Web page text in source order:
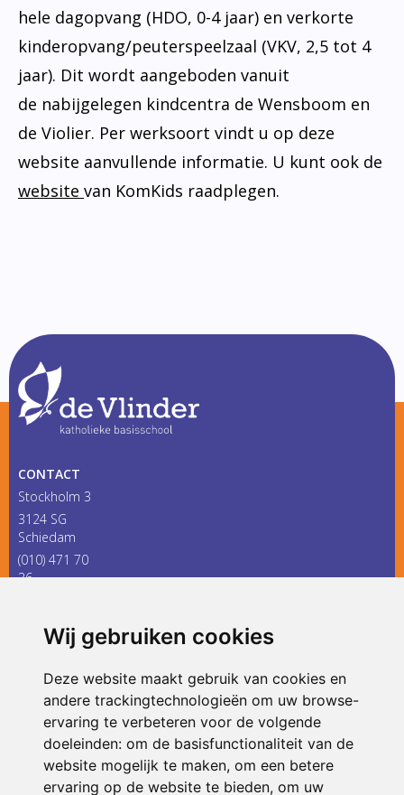
Wij gebruiken cookies
Deze website maakt gebruik van cookies en
andere trackingtechnologieën om uw browse-
ervaring te verbeteren voor de volgende
doeleinden: om de basisfunctionaliteit van de
website mogelijk te maken, om een betere
ervaring op de website te bieden, om uw
hele dagopvang (HDO, 0-4 jaar) en verkorte
kinderopvang/peuterspeelzaal (VKV, 2,5 tot 4
jaar). Dit wordt aangeboden vanuit
de nabijgelegen kindcentra de Wensboom en
de Violier. Per werksoort vindt u op deze
website aanvullende informatie. U kunt ook de
website van KomKids raadplegen.
CONTACT
Stockholm 3
3124 SG
Schiedam
(010) 471 70
36
ONDERDEEL VAN